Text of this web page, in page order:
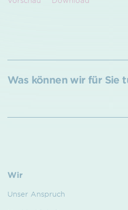
Was können wir für Sie
Wir
Unser Anspruch